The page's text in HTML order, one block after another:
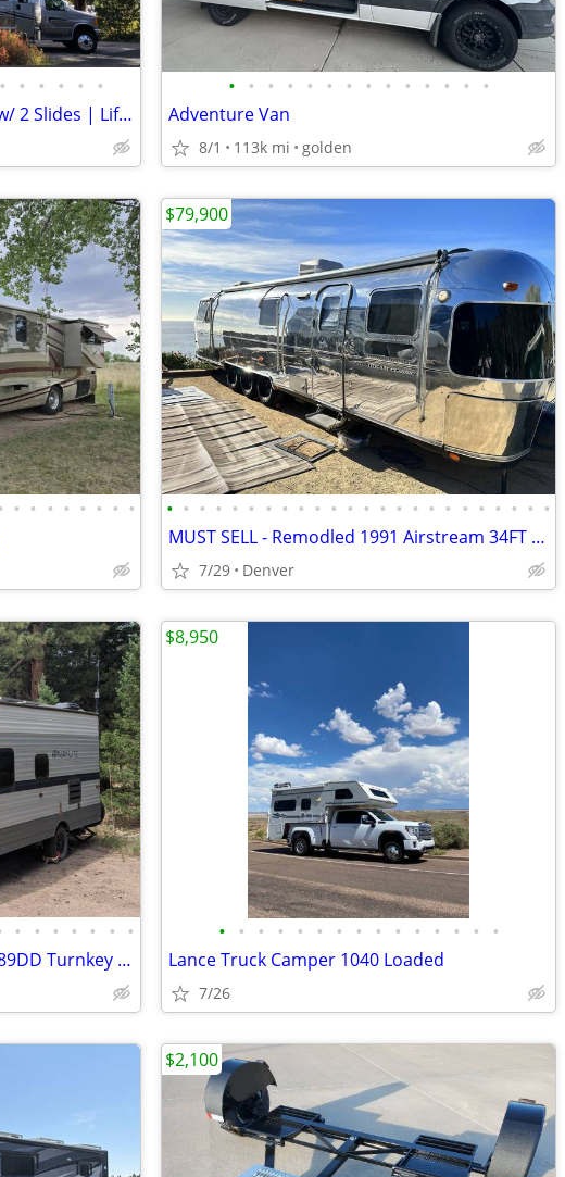
• • • • • •
Rare Diesel 4x4 Coach House w/ 2 Slides | Lifted | $100K Upgrades
• • • • • • • • • • • • • •
Adventure Van
8/1 113k mi golden
• • • • • • • • • • • • • • • • • • • • • • • • • • • • • • • •
MUST SELL - Remodled 1991 Airstream 34FT Classic Limited
7/29 Denver
$79,900
• • • • • • •
2021 Gulf Stream Ameri-Lite 189DD Turnkey Off-Grid / Boondocking Ready
• • • • • • • • • • • • • • •
Lance Truck Camper 1040 Loaded
7/26
$8,950
$2,100